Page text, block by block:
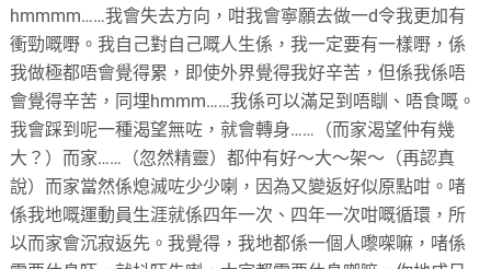
hmmmm……我會失去方向，咁我會寧願去做一d令我更加有
衝勁嘅嘢。我自己對自己嘅人生係，我一定要有一樣嘢，係
我做極都唔會覺得累，即使外界覺得我好辛苦，但係我係唔
會覺得辛苦，同埋hmmm……我係可以滿足到唔瞓、唔食嘅。
我會踩到呢一種渴望無咗，就會轉身……（而家渴望仲有幾
大？）而家……（忽然精靈）都仲有好～大～架～（再認真
說）而家當然係熄滅咗少少喇，因為又變返好似原點咁。啫
係我地嘅運動員生涯就係四年一次、四年一次咁嘅循環，所
以而家會沉寂返先。我覺得，我地都係一個人嚟㗎嘛，啫係